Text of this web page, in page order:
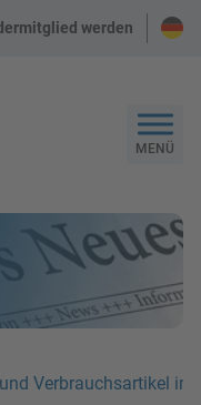
werden
MENÜ
Verbrauchsartikel im